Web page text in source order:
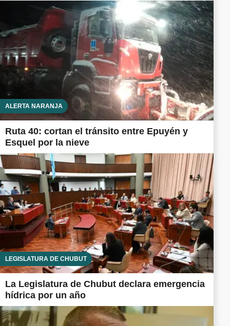
ALERTA NARANJA
Ruta 40: cortan el tránsito entre Epuyén y
Esquel por la nieve
LEGISLATURA DE CHUBUT
La Legislatura de Chubut declara emergencia
hídrica por un año